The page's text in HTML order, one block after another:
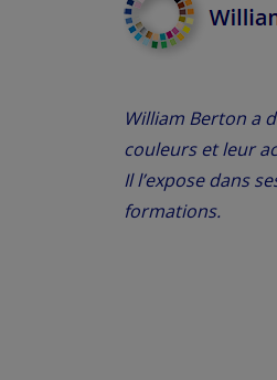
William Berton a
couleurs et leur
Il l’expose dans
formations.